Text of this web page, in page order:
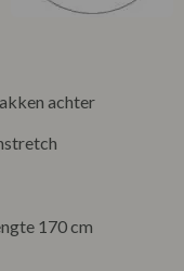
achter
170 cm